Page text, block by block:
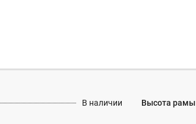
В наличии Высота рамы